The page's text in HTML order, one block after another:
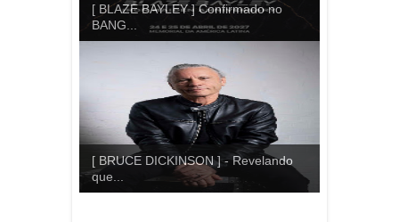
[ BLAZE BAYLEY ] Confirmado no
BANG...
[ BRUCE DICKINSON ] - Revelando
que...